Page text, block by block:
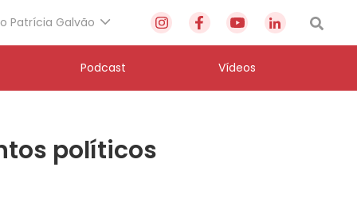
Patrícia Galvão
Podcast Vídeos
políticos